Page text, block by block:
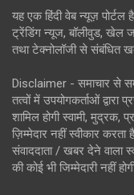
यह एक हिंदी वेब न्यूज़
ट्रेंडिंग न्यूज, बॉलीवुड, खेल
तथा टेक्नोलॉजी से संबंधित
Disclaimer - समाचार से
तत्वों में उपयोगकर्ताओं द्वारा
शामिल होगी स्वामी,
ज़िम्मेदार नहीं स्वीकार
संवाददाता / खबर देने वाला
की कोई भी जिम्मेदारी नहीं